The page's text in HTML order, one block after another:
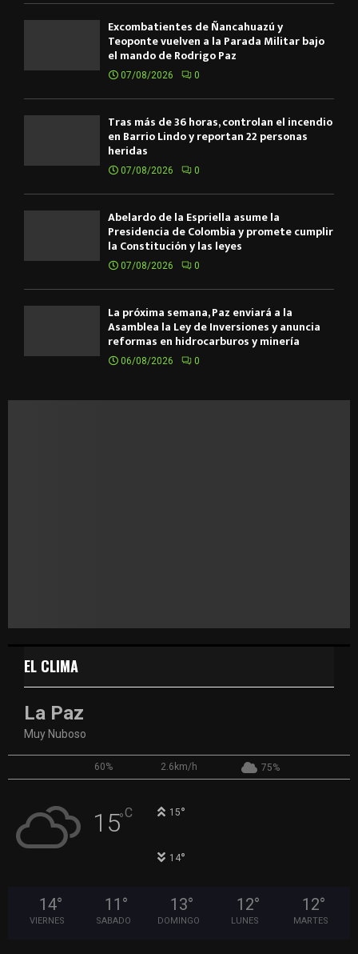
Excombatientes de Ñancahuazú y
Teoponte vuelven a la Parada Militar bajo
el mando de Rodrigo Paz
07/08/2026 0
Tras más de 36 horas, controlan el incendio
en Barrio Lindo y reportan 22 personas
heridas
07/08/2026 0
Abelardo de la Espriella asume la
Presidencia de Colombia y promete cumplir
la Constitución y las leyes
07/08/2026 0
La próxima semana, Paz enviará a la
Asamblea la Ley de Inversiones y anuncia
reformas en hidrocarburos y minería
06/08/2026 0
EL CLIMA
La Paz
Muy Nuboso
60% 2.6km/h 75%
15°C 15°
14°
14°
VIERNES
11 °
SABADO
13°
DOMINGO
12°
LUNES
12°
MARTES